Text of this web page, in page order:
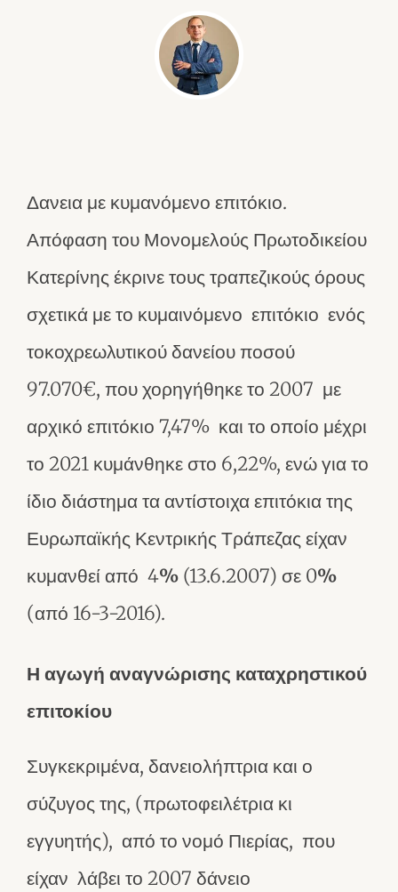
Δανεια με κυμανόμενο επιτόκιο.
Απόφαση του Μονομελούς Πρωτοδικείου
Κατερίνης έκρινε τους τραπεζικούς όρους
σχετικά με το κυμαινόμενο επιτόκιο ενός
τοκοχρεωλυτικού δανείου ποσού
97.070€, που χορηγήθηκε το 2007 με
αρχικό επιτόκιο 7,47% και το οποίο μέχρι
το 2021 κυμάνθηκε στο 6,22%, ενώ για το
ίδιο διάστημα τα αντίστοιχα επιτόκια της
Ευρωπαϊκής Κεντρικής Τράπεζας είχαν
κυμανθεί από 4% (13.6.2007) σε 0%
(από 16-3-2016).
Η αγωγή αναγνώρισης καταχρηστικού
επιτοκίου
Συγκεκριμένα, δανειολήπτρια και ο
σύζυγος της, (πρωτοφειλέτρια κι
εγγυητής), από το νομό Πιερίας, που
είχαν λάβει το 2007 δάνειο